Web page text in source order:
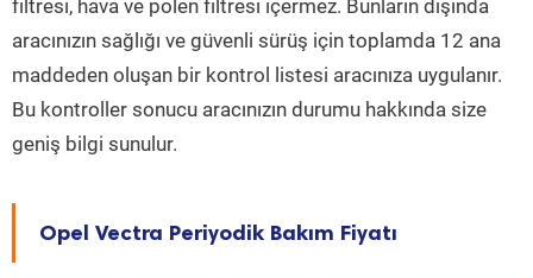
filtresi, hava ve polen filtresi içermez. Bunların dışında
aracınızın sağlığı ve güvenli sürüş için toplamda 12 ana
maddeden oluşan bir kontrol listesi aracınıza uygulanır.
Bu kontroller sonucu aracınızın durumu hakkında size
geniş bilgi sunulur.
Opel Vectra Periyodik Bakım Fiyatı